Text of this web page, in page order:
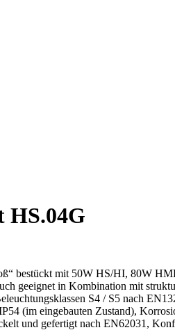
bestückt mit 50W HS/HI, 80W
geeignet in Kombination mit
S4 / S5 nach
(im eingebauten Zustand),
und gefertigt nach EN62031,